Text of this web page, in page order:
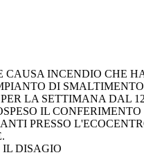
CAUSA INCENDIO CHE
DI
LA SETTIMANA DAL
IL
PRESSO
IL DISAGIO